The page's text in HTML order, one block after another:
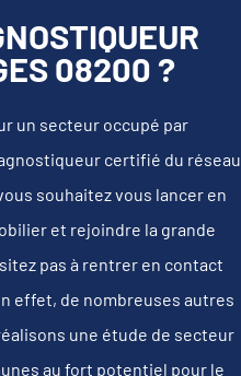
08200 ?
un secteur occupé par
certifié du réseau
souhaitez vous lancer en
et rejoindre la grande
pas à rentrer en contact
effet, de nombreuses autres
une étude de secteur
au fort potentiel pour le